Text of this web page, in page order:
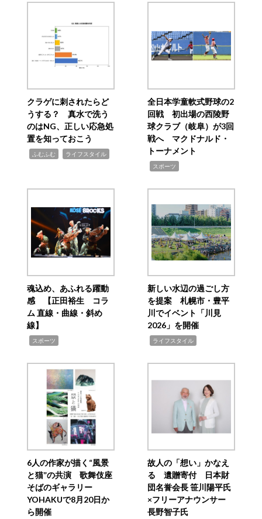
クラゲに刺されたらど
うする？ 真水で洗う
のはNG、正しい応急処
置を知っておこう
ふむふむ ライフスタイル
全日本学童軟式野球の2
回戦 初出場の西陵野
球クラブ（岐阜）が3回
戦へ マクドナルド・
トーナメント
スポーツ
魂込め、あふれる躍動
感 【正田裕生 コラ
ム 直線・曲線・斜め
線】
スポーツ
新しい水辺の過ごし方
を提案 札幌市・豊平
川でイベント「川見
2026」を開催
ライフスタイル
6人の作家が描く“風景
と猫”の共演 歌舞伎座
そばのギャラリー
YOHAKUで8月20日か
ら開催
故人の「想い」かなえ
る 遺贈寄付 日本財
団名誉会長 笹川陽平氏
×フリーアナウンサー
長野智子氏